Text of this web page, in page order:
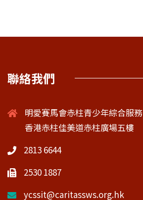
聯絡我們
明愛賽馬會赤柱青少年綜合服務
香港赤柱佳美道赤柱廣場五樓
2813 6644
2530 1887
ycssit@caritassws.org.hk